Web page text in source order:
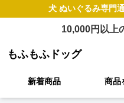
犬 ぬいぐるみ専門
10,000円以上
もふもふドッグ
新着商品 商品